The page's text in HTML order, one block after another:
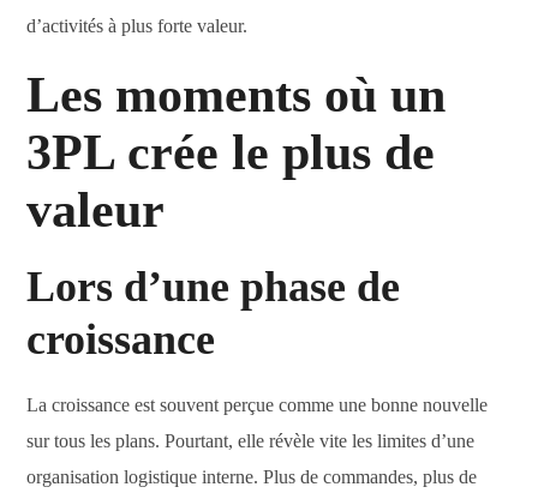
d’activités à plus forte valeur.
Les moments où un
3PL crée le plus de
valeur
Lors d’une phase de
croissance
La croissance est souvent perçue comme une bonne nouvelle
sur tous les plans. Pourtant, elle révèle vite les limites d’une
organisation logistique interne. Plus de commandes, plus de